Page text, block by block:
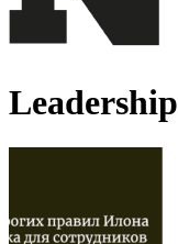
Leadership